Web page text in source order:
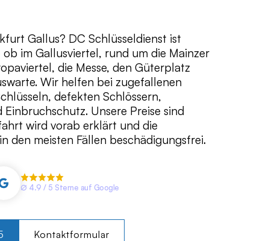
Gallus? DC Schlüsseldienst ist
im Gallusviertel, rund um die Mainzer
die Messe, den Güterplatz
Wir helfen bei zugefallenen
defekten Schlössern,
Einbruchschutz. Unsere Preise sind
wird vorab erklärt und die
den meisten Fällen beschädigungsfrei.
∅ 4.9 / 5 Sterne auf Google
Kontaktformular